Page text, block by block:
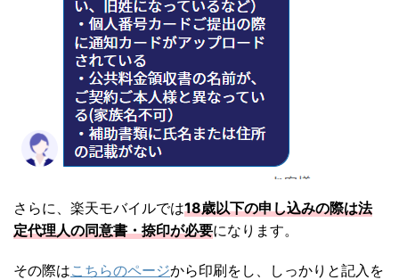
さらに、楽天モバイルでは18歳以下の申し込みの際は法
定代理人の同意書・捺印が必要になります。
その際はこちらのページから印刷をし、しっかりと記入を